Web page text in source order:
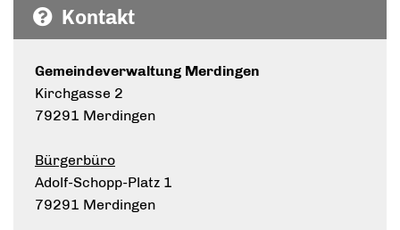
Kontakt
Gemeindeverwaltung Merdingen
Kirchgasse 2
79291 Merdingen
Bürgerbüro
Adolf-Schopp-Platz 1
79291 Merdingen